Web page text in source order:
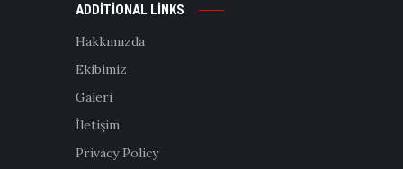
ADDITIONAL LINKS
Hakkımızda
Ekibimiz
Galeri
İletişim
Privacy Policy